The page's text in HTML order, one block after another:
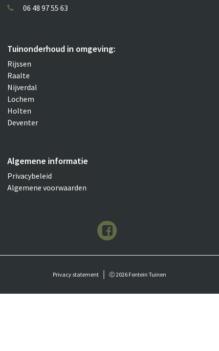
06 48 97 55 63
Tuinonderhoud in omgeving:
Rijssen
Raalte
Nijverdal
Lochem
Holten
Deventer
Algemene informatie
Privacybeleid
Algemene voorwaarden
Privacy statement Ⓒ 2026 Fontein Tuinen